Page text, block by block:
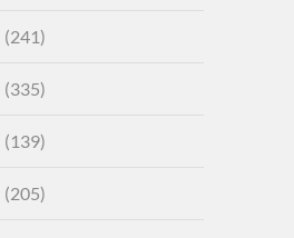
(241)
(335)
(139)
(205)